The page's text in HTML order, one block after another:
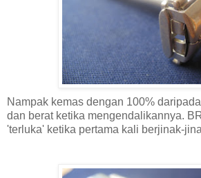
Nampak kemas dengan 100%
dan berat ketika mengendalikannya.
'terluka' ketika pertama kali berjinak-